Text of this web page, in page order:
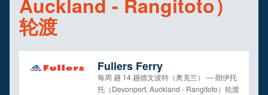
轮渡
Fullers Ferry
每周 趟 14 趟德文波特（奥克兰） — 朗伊托
托（Devonport, Auckland - Rangitoto）轮渡